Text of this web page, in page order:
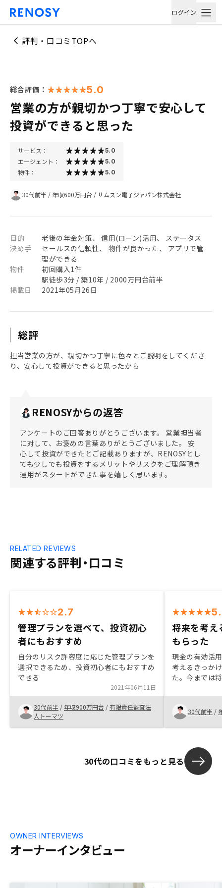
ログイン
評判・口コミTOPへ
総合評価： 5.0
営業の方が親切かつ丁寧で安心して
投資ができると思った
サービス： 5.0
エージェント： 5.0
物件： 5.0
30代前半 / 年収600万円台 /サムスン電子ジャパン株式会社
目的
老後の年金対策、 信用(ローン)活用、 ステータス
決め手
セールスの信頼性、 物件が良かった、 アプリで管
理ができる
物件
初回購入1件
駅徒歩3分 / 築10年 / 2000万円台前半
掲載日
2021年05月26日
総評
担当営業の方が、親切かつ丁寧に色々とご説明をしてくださ
り、安心して投資ができると思ったから
RENOSYからの返答
アンケートのご回答ありがとうございます。 営業担当者
に対して、お褒めの言葉ありがとうございました。 安
心して投資ができたとご記載ありますが、RENOSYとし
ても少しでも投資をするメリットやリスクをご理解頂き
運用がスタートができた事を嬉しく思います。
関連する評判・口コミ
RELATED REVIEWS
2.7
管理プランを選べて、投資初心
者にもおすすめ
自分のリスク許容度に応じた管理プランを
選択できるため、投資初心者にもおすすめ
できる
2021年06月11日
30代前半 / 年収900万円台 / 有限責任監査法
人トーマツ
将来を考え
もらった
現金の有効活
考えるきっか
た。今までは
資金を計算す
う金額に到達
資産の運用方
は年金、生命
的な信用力の
です。会社の
30代前半 /
30代の口コミをもっと見る
オーナーインタビュー
OWNER INTERVIEWS